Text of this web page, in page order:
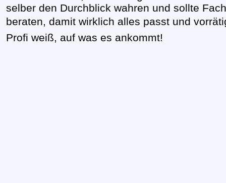
selber den Durchblick wahren und sollte
beraten, damit wirklich alles passt und
Profi weiß, auf was es ankommt!